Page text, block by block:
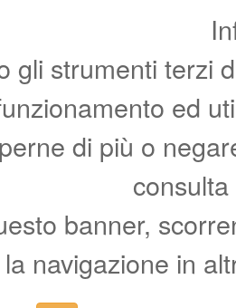
gli strumenti terzi
ed
di più o
banner,
navigazione in